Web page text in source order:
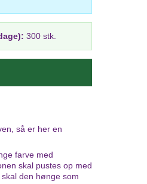
300 stk.
så er her en
farve med
skal pustes op med
den hønge som